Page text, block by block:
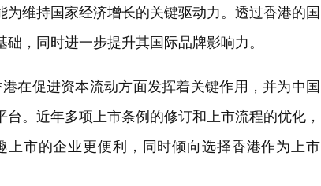
维持国家经济增长的关键驱动力。透过香港的国
，同时进一步提升其国际品牌影响力。
在促进资本流动方面发挥着关键作用，并为中国
。近年多项上市条例的修订和上市流程的优化，
市的企业更便利，同时倾向选择香港作为上市